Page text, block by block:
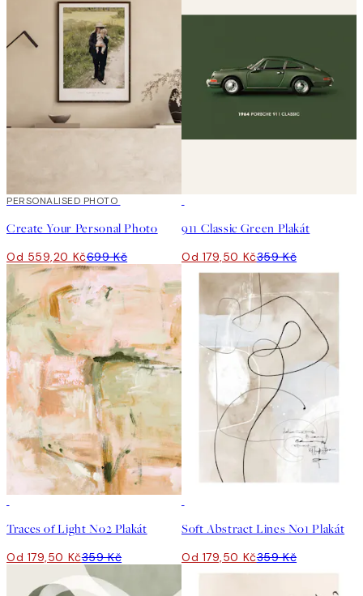
20%*Vytvořte Umění
PERSONALISED PHOTO
Create Your Personal Photo
Od 559,20 Kč699 Kč
911 Classic Green Plakát
Od 179,50 Kč359 Kč
Traces of Light No2 Plakát
Od 179,50 Kč359 Kč
Soft Abstract Lines No1 Plakát
Od 179,50 Kč359 Kč